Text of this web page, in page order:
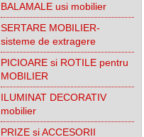
BALAMALE usi mobilier
SERTARE MOBILIER-
sisteme de extragere
PICIOARE si ROTILE pentru
MOBILIER
ILUMINAT DECORATIV
mobilier
PRIZE si ACCESORII